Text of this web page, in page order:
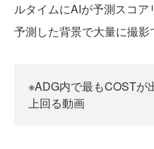
ルタイムにAIが予測スコ
予測した背景で大量に撮影
※ADG内で最もCOSTが
上回る動画